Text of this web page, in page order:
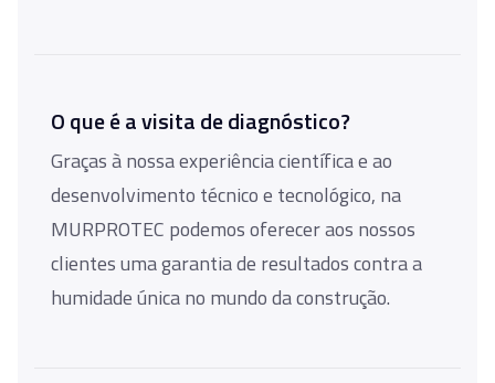
O que é a visita de diagnóstico?
Graças à nossa experiência científica e ao
desenvolvimento técnico e tecnológico, na
MURPROTEC podemos oferecer aos nossos
clientes uma garantia de resultados contra a
humidade única no mundo da construção.